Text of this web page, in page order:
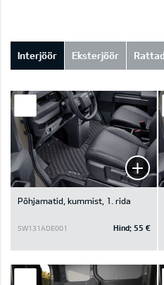
Interjöör Eksterjöör Rattad
Põhjamatid, kummist, 1. rida
SW131ADE001 Hind: 55 €